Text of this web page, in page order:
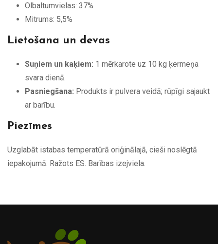
Olbaltumvielas: 37%
Mitrums: 5,5%
Lietošana un devas
Suņiem un kaķiem: 1 mērkarote uz 10 kg ķermeņa
svara dienā.
Pasniegšana: Produkts ir pulvera veidā; rūpīgi sajaukt
ar barību.
Piezīmes
Uzglabāt istabas temperatūrā oriģinālajā, cieši noslēgtā
iepakojumā. Ražots ES. Barības izejviela.